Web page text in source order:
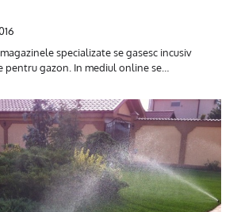
specializate se gasesc incusiv
gazon. In mediul online se…